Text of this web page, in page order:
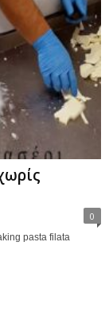
0
pasta filata